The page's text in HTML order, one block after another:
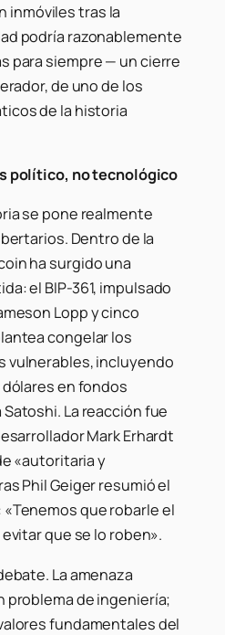
inmóviles tras la
podría razonablemente
para siempre — un cierre
de uno de los
de la historia
político, no tecnológico
se pone realmente
Dentro de la
ha surgido una
el BIP-361, impulsado
Lopp y cinco
congelar los
vulnerables, incluyendo
dólares en fondos
La reacción fue
Mark Erhardt
«autoritaria y
Phil Geiger resumió el
que robarle el
que se lo roben».
La amenaza
problema de ingeniería;
fundamentales del